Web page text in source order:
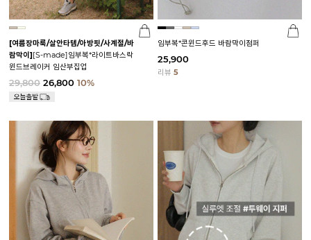
[여름장마룩/살안타템/아방핏/사계절/바
람막이][S-made]임부복*라이트바스락
윈드브레이커 임산부집업
29,800 26,800 10%
임부복*콘윈드후드 바람막이점퍼
25,900
리뷰 5